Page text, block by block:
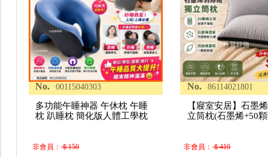
No. 00115040303
多功能午睡神器 午休枕 午睡
枕 趴睡枕 簡化版人體工學枕
非會員：＄150
No. 86114021801
【寢室安居】石墨
立筒枕(石墨烯+50
非會員：＄410